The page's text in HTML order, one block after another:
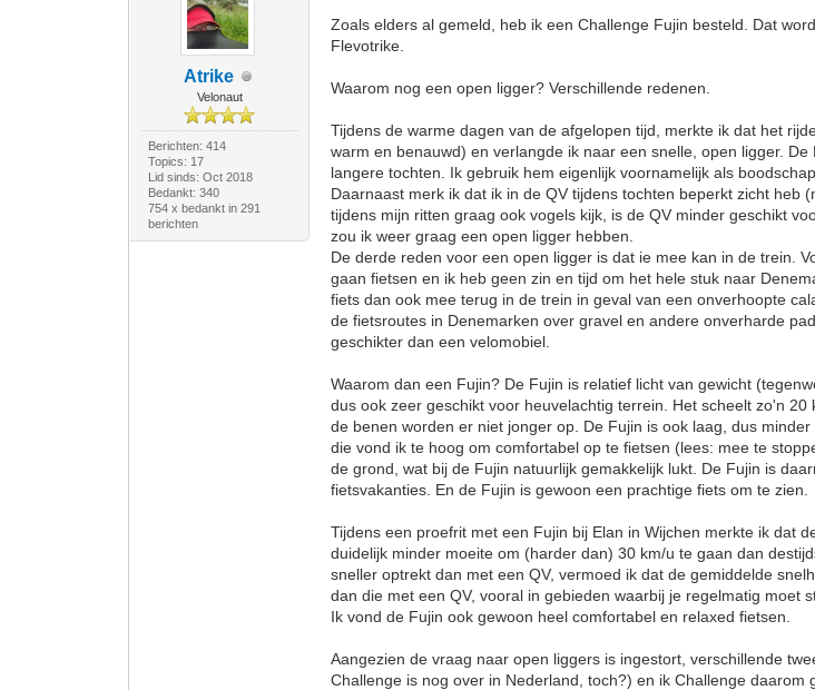
Atrike
Velonaut
Berichten: 414
Topics: 17
Lid sinds: Oct 2018
Bedankt: 340
754 x bedankt in 291
berichten
Zoals elders al gemeld, heb ik een Challenge Fujin besteld. Dat
Flevotrike.
Waarom nog een open ligger? Verschillende redenen.
Tijdens de warme dagen van de afgelopen tijd, merkte ik dat het
warm en benauwd) en verlangde ik naar een snelle, open ligger.
langere tochten. Ik gebruik hem eigenlijk voornamelijk als
Daarnaast merk ik dat ik in de QV tijdens tochten beperkt zicht heb
tijdens mijn ritten graag ook vogels kijk, is de QV minder geschikt
zou ik weer graag een open ligger hebben.
De derde reden voor een open ligger is dat ie mee kan in de trein.
gaan fietsen en ik heb geen zin en tijd om het hele stuk naar
fiets dan ook mee terug in de trein in geval van een onverhoopte
de fietsroutes in Denemarken over gravel en andere onverharde
geschikter dan een velomobiel.
Waarom dan een Fujin? De Fujin is relatief licht van gewicht
dus ook zeer geschikt voor heuvelachtig terrein. Het scheelt zo'n
de benen worden er niet jonger op. De Fujin is ook laag, dus
die vond ik te hoog om comfortabel op te fietsen (lees: mee te
de grond, wat bij de Fujin natuurlijk gemakkelijk lukt. De Fujin is
fietsvakanties. En de Fujin is gewoon een prachtige fiets om te zien.
Tijdens een proefrit met een Fujin bij Elan in Wijchen merkte ik dat
duidelijk minder moeite om (harder dan) 30 km/u te gaan dan
sneller optrekt dan met een QV, vermoed ik dat de gemiddelde
dan die met een QV, vooral in gebieden waarbij je regelmatig moet
Ik vond de Fujin ook gewoon heel comfortabel en relaxed fietsen.
Aangezien de vraag naar open liggers is ingestort, verschillende
Challenge is nog over in Nederland, toch?) en ik Challenge daarom